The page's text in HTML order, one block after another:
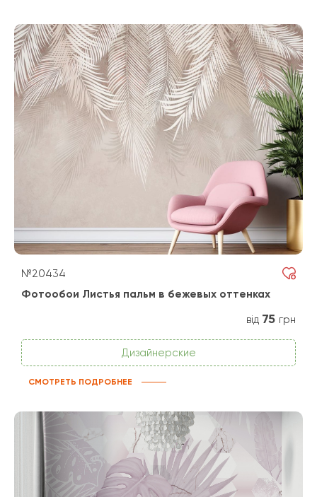
№20434
Фотообои Листья пальм в бежевых оттенках
від 75 грн
Дизайнерские
СМОТРЕТЬ ПОДРОБНЕЕ